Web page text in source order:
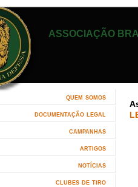
ASSOCIAÇÃO
quem somos
documentação legal
campanhas
artigos
notícias
clubes de tiro